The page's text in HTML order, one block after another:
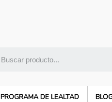
PROGRAMA DE LEALTAD